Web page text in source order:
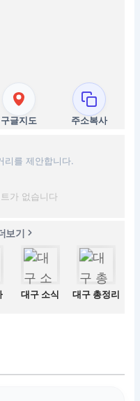
구글지도 주소복사
리를 제안합니다.
가 없습니다
보기
대구 소식 대구 총정리